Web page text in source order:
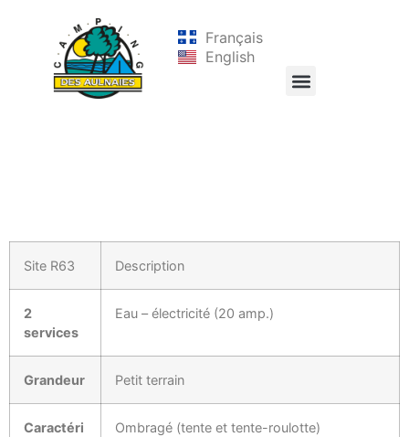
Français
English
Site R63 Description
2
services
Eau – électricité (20 amp.)
Grandeur Petit terrain
Caractéri
Ombragé (tente et tente-roulotte)